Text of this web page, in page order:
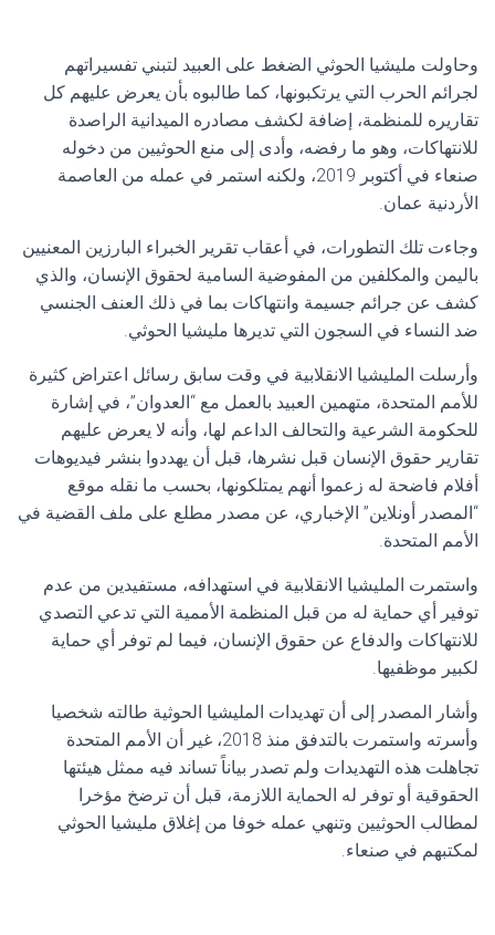
وحاولت مليشيا الحوثي الضغط على العبيد لتبني تفسيراتهم
لجرائم الحرب التي يرتكبونها، كما طالبوه بأن يعرض عليهم كل
تقاريره للمنظمة، إضافة لكشف مصادره الميدانية الراصدة
للانتهاكات، وهو ما رفضه، وأدى إلى منع الحوثيين من دخوله
صنعاء في أكتوبر 2019، ولكنه استمر في عمله من العاصمة
الأردنية عمان.
وجاءت تلك التطورات، في أعقاب تقرير الخبراء البارزين المعنيين
باليمن والمكلفين من المفوضية السامية لحقوق الإنسان، والذي
كشف عن جرائم جسيمة وانتهاكات بما في ذلك العنف الجنسي
ضد النساء في السجون التي تديرها مليشيا الحوثي.
وأرسلت المليشيا الانقلابية في وقت سابق رسائل اعتراض كثيرة
للأمم المتحدة، متهمين العبيد بالعمل مع “العدوان”، في إشارة
للحكومة الشرعية والتحالف الداعم لها، وأنه لا يعرض عليهم
تقارير حقوق الإنسان قبل نشرها، قبل أن يهددوا بنشر فيديوهات
أفلام فاضحة له زعموا أنهم يمتلكونها، بحسب ما نقله موقع
“المصدر أونلاين” الإخباري، عن مصدر مطلع على ملف القضية في
الأمم المتحدة.
واستمرت المليشيا الانقلابية في استهدافه، مستفيدين من عدم
توفير أي حماية له من قبل المنظمة الأممية التي تدعي التصدي
للانتهاكات والدفاع عن حقوق الإنسان، فيما لم توفر أي حماية
لكبير موظفيها.
وأشار المصدر إلى أن تهديدات المليشيا الحوثية طالته شخصيا
وأسرته واستمرت بالتدفق منذ 2018، غير أن الأمم المتحدة
تجاهلت هذه التهديدات ولم تصدر بياناً تساند فيه ممثل هيئتها
الحقوقية أو توفر له الحماية اللازمة، قبل أن ترضخ مؤخرا
لمطالب الحوثيين وتنهي عمله خوفا من إغلاق مليشيا الحوثي
لمكتبهم في صنعاء.